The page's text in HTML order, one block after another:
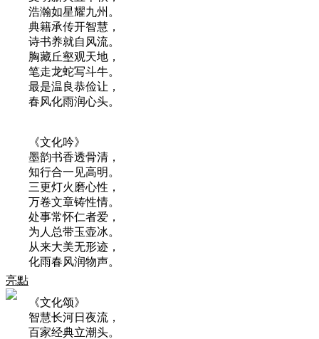
亮點
浩瀚如星耀九州。
典籍承传开智慧，
诗书养就自风流。
胸藏丘壑观天地，
笔走龙蛇写斗牛。
最是温良恭俭让，
春风化雨润心头。
《文化吟》
墨韵书香透骨清，
知行合一见高明。
三更灯火磨心性，
万卷文章铸性情。
处事常怀仁者爱，
为人总带玉壶冰。
从来大美无形迹，
化雨春风润物声。
《文化颂》
智慧长河日夜流，
百家经典立潮头。